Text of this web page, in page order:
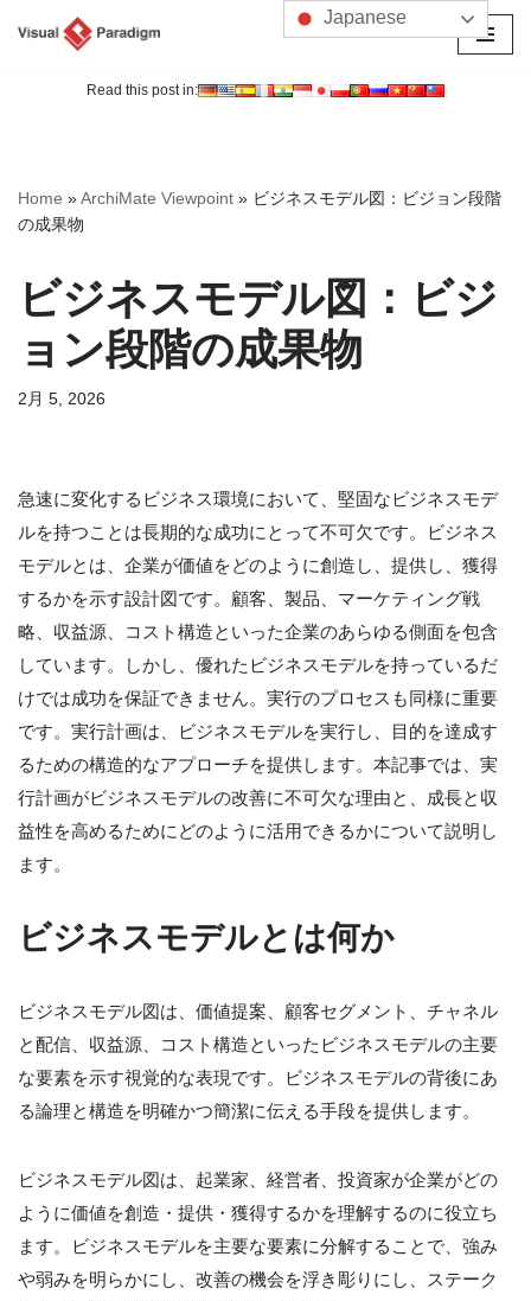
へ
ス
ッ
プ
Read this post in:
Home »ArchiMate Viewpoint » ビジネスモデル図：ビジョン段階
の成果物
ビジネスモデル図：ビジ
ョン段階の成果物
2月 5, 2026
急速に変化するビジネス環境において、堅固なビジネスモデ
ルを持つことは長期的な成功にとって不可欠です。ビジネス
モデルとは、企業が価値をどのように創造し、提供し、獲得
するかを示す設計図です。顧客、製品、マーケティング戦
略、収益源、コスト構造といった企業のあらゆる側面を包含
しています。しかし、優れたビジネスモデルを持っているだ
けでは成功を保証できません。実行のプロセスも同様に重要
です。実行計画は、ビジネスモデルを実行し、目的を達成す
るための構造的なアプローチを提供します。本記事では、実
行計画がビジネスモデルの改善に不可欠な理由と、成長と収
益性を高めるためにどのように活用できるかについて説明し
ます。
ビジネスモデルとは何か
ビジネスモデル図は、価値提案、顧客セグメント、チャネル
と配信、収益源、コスト構造といったビジネスモデルの主要
な要素を示す視覚的な表現です。ビジネスモデルの背後にあ
る論理と構造を明確かつ簡潔に伝える手段を提供します。
ビジネスモデル図は、起業家、経営者、投資家が企業がどの
ように価値を創造・提供・獲得するかを理解するのに役立ち
ます。ビジネスモデルを主要な要素に分解することで、強み
や弱みを明らかにし、改善の機会を浮き彫りにし、ステーク
Japanese